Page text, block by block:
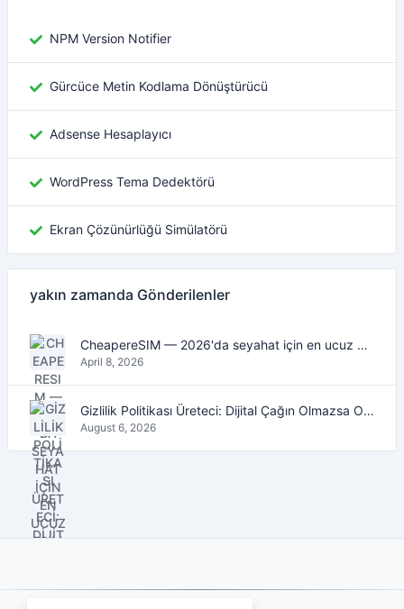
NPM Version Notifier
Gürcüce Metin Kodlama Dönüştürücü
Adsense Hesaplayıcı
WordPress Tema Dedektörü
Ekran Çözünürlüğü Simülatörü
yakın zamanda Gönderilenler
CheapereSIM — 2026'da seyahat için en ucuz eSIM veri planlarını bulun
April 8, 2026
Gizlilik Politikası Üreteci: Dijital Çağın Olmazsa Olmaz Aracı
August 6, 2026